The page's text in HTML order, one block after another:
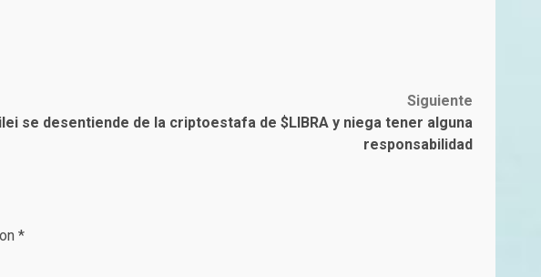
Siguiente
se desentiende de la criptoestafa de $LIBRA y niega tener alguna
responsabilidad
*